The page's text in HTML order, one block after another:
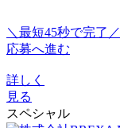
＼最短45秒で完了／
応募へ進む
詳しく
見る
スペシャル